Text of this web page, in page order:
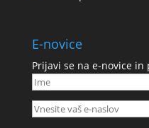
E-novice
Prijavi se na e-novice